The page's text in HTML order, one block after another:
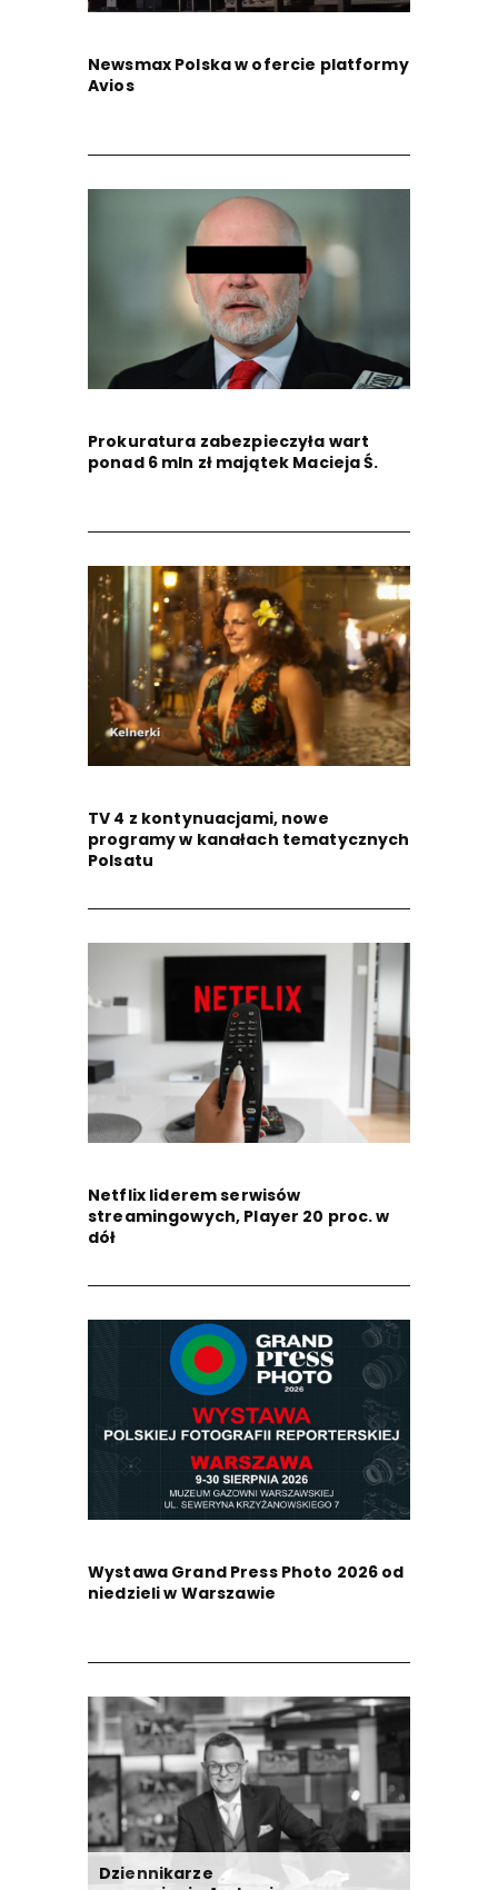
Newsmax Polska w ofercie platformy
Avios
Prokuratura zabezpieczyła wart
ponad 6 mln zł majątek Macieja Ś.
TV 4 z kontynuacjami, nowe
programy w kanałach tematycznych
Polsatu
Netflix liderem serwisów
streamingowych, Player 20 proc. w
dół
Wystawa Grand Press Photo 2026 od
niedzieli w Warszawie
Dziennikarze